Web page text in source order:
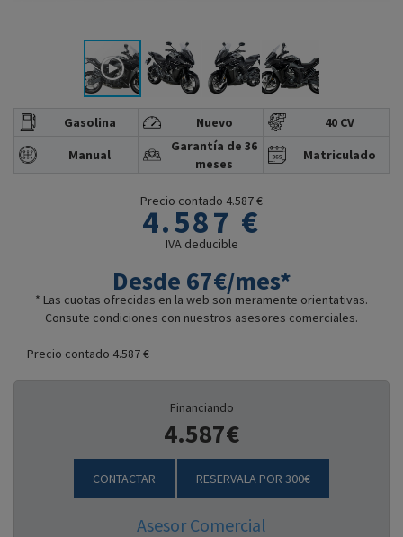
Gasolina Nuevo
40 CV
Manual
Garantía de 36
meses
Matriculado
Precio contado 4.587 €
4.587 €
IVA deducible
Desde 67€/mes*
* Las cuotas ofrecidas en la web son meramente orientativas.
Consute condiciones con nuestros asesores comerciales.
Precio contado 4.587 €
Financiando
4.587€
CONTACTAR RESERVALA POR 300€
Asesor Comercial